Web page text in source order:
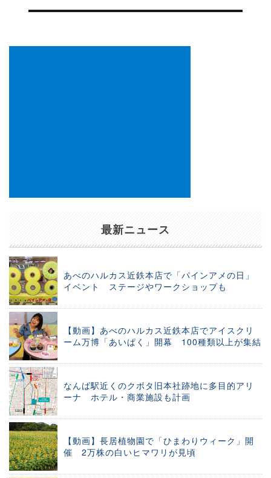
ー
最新ニュース
あべのハルカス近鉄本店で「パインアメの日」
イベント ステージやワークショップも
【動画】あべのハルカス近鉄本店でアイスクリ
ーム万博「あいぱく」開幕 100種類以上が集結
なんば駅近くのクボタ旧本社跡地に多目的アリ
ーナ ホテル・商業施設も計画
【動画】長居植物園で「ひまわりウィーク」開
催 2万株の白いヒマワリが見頃